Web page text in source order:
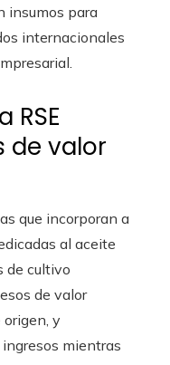
insumos para
internacionales
RSE
de valor
que incorporan a
al aceite
de cultivo
de valor
y
mientras